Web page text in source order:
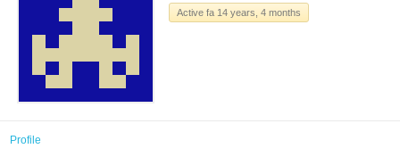
Active fa 14 years, 4 months
Profile